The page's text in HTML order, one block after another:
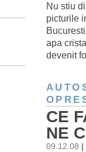
Nu stiu
picturile
apa
devenit
CE
NE
09.12.08 |